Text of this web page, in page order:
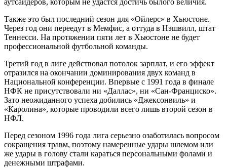
аутсайдеров, которым не удастся достичь былого величия.
Также это был последний сезон для «Ойлерс» в Хьюстоне.
Через год они переедут в Мемфис, а оттуда в Нэшвилл, штат
Теннесси. На протяжении пяти лет в Хьюстоне не будет
профессиональной футбольной команды.
Третий год в лиге действовал потолок зарплат, и его эффект
отразился на окончании доминирования двух команд в
Национальной конференции. Впервые с 1991 года в финале
НФК не присутствовали ни «Даллас», ни «Сан-Франциско».
Зато неожиданного успеха добились «Джексонвиль» и
«Каролина», которые проводили всего лишь второй сезон в
НФЛ.
Перед сезоном 1996 года лига серьезно озаботилась вопросом
сокращения травм, поэтому намеренные удары шлемом или
же удары в голову стали караться персональными фолами и
денежными штрафами.